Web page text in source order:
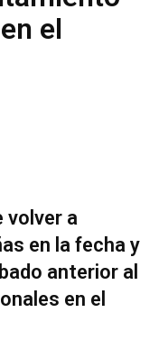
el
volver a
en la fecha y
anterior al
en el